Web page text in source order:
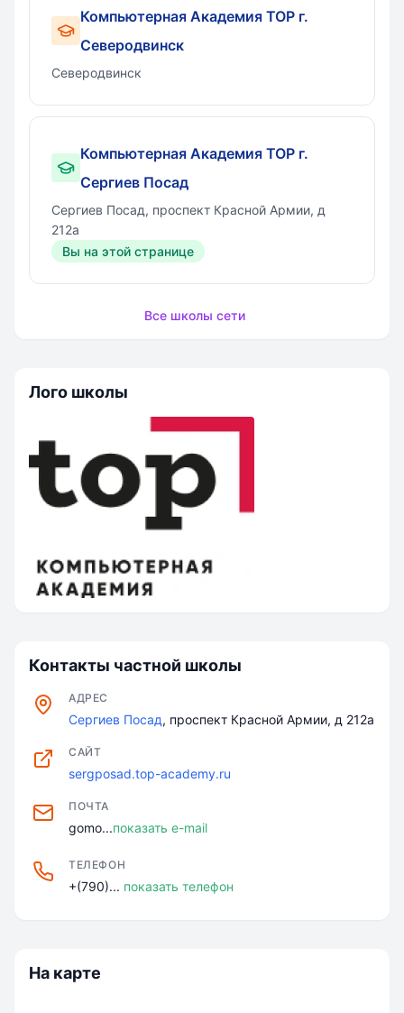
Компьютерная Академия TOP г.
Северодвинск
Северодвинск
Компьютерная Академия TOP г.
Сергиев Посад
Сергиев Посад, проспект Красной Армии, д
212а
Вы на этой странице
Все школы сети
Лого школы
Контакты частной школы
АДРЕС
Сергиев Посад, проспект Красной Армии, д 212а
САЙТ
sergposad.top-academy.ru
ПОЧТА
gomo...показать e-mail
ТЕЛЕФОН
+(790)... показать телефон
На карте